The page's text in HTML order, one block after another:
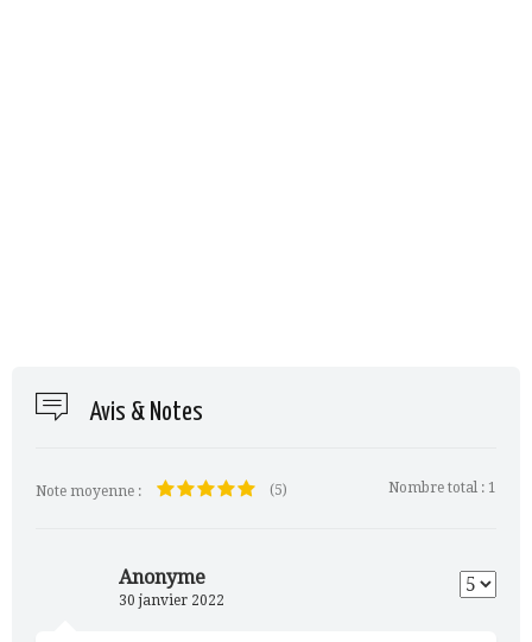
Avis & Notes
Note moyenne : (5) Nombre total : 1
Anonyme
30 janvier 2022